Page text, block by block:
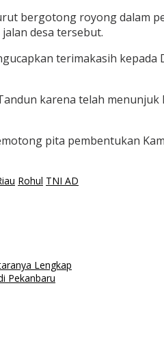
bergotong royong dalam
desa tersebut.
terimakasih
karena telah
pita pembentukan
Rohul TNI AD
Lengkap
Pekanbaru